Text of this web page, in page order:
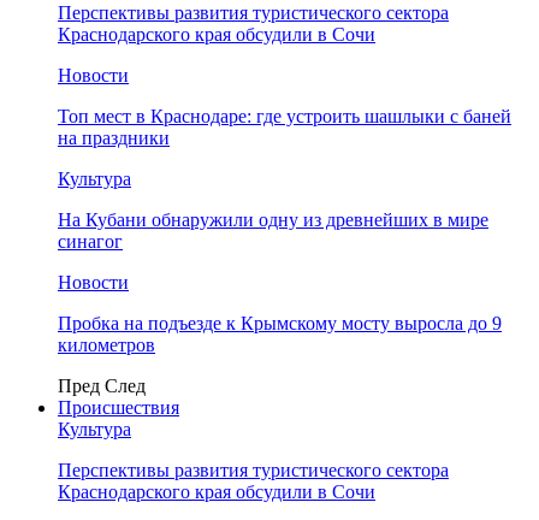
Перспективы развития туристического сектора
Краснодарского края обсудили в Сочи
Новости
Топ мест в Краснодаре: где устроить шашлыки с баней
на праздники
Культура
На Кубани обнаружили одну из древнейших в мире
синагог
Новости
Пробка на подъезде к Крымскому мосту выросла до 9
километров
Пред След
Происшествия
Культура
Перспективы развития туристического сектора
Краснодарского края обсудили в Сочи